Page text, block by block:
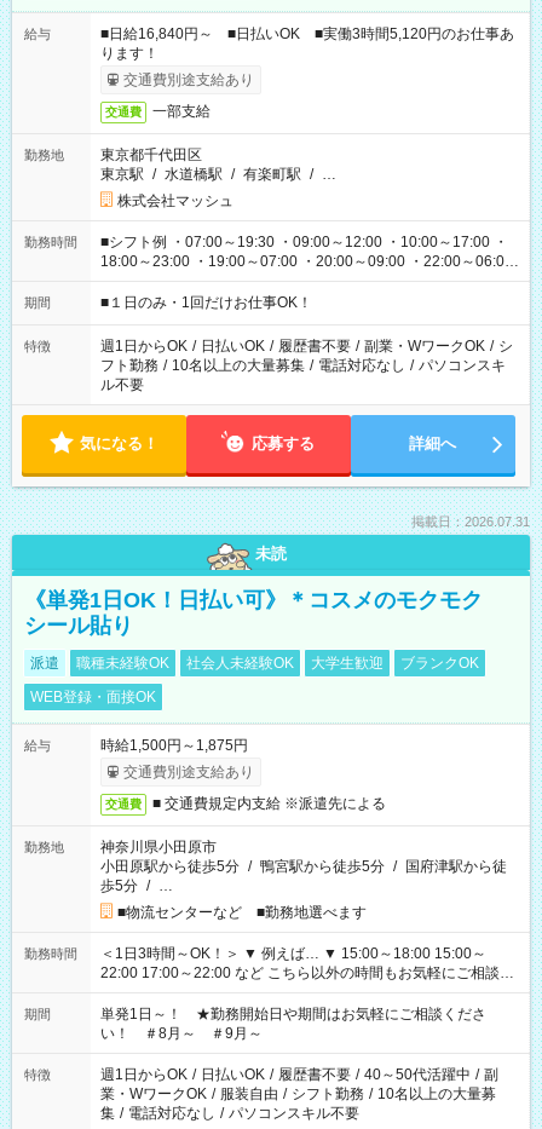
給与
■日給16,840円～ ■日払いOK ■実働3時間5,120円のお仕事あ
ります！
交通費別途支給あり
交通費 一部支給
勤務地
東京都千代田区
東京駅 / 水道橋駅 / 有楽町駅 / …
株式会社マッシュ
勤務時間
■シフト例 ・07:00～19:30 ・09:00～12:00 ・10:00～17:00 ・
18:00～23:00 ・19:00～07:00 ・20:00～09:00 ・22:00～06:00
etc ★最短で3時間で5,120円のお仕事から 15時間で2万円近く稼
げるお仕事も！ ご希望のお時間に合わせてご紹介！ ※シフトは
ください！
期間 ■１日のみ・1回だけお仕事OK！
特徴 週1日からOK / 日払いOK / 履歴書不要 / 副業・WワークOK / シ
フト勤務 / 10名以上の大量募集 / 電話対応なし / パソコンスキ
ル不要
気になる！ 応募する 詳細へ
掲載日：2026.07.31
未読
《単発1日OK！日払い可》＊コスメのモクモク
シール貼り
派遣 職種未経験OK 社会人未経験OK 大学生歓迎
ブランクOK
WEB登録・面接OK
給与
時給1,500円～1,875円
交通費別途支給あり
交通費 ■ 交通費規定内支給 ※派遣先による
勤務地
神奈川県小田原市
小田原駅から徒歩5分 / 鴨宮駅から徒歩5分 / 国府津駅から徒
歩5分 / …
■物流センターなど ■勤務地選べます
勤務時間
＜1日3時間～OK！＞ ▼ 例えば… ▼ 15:00～18:00 15:00～
22:00 17:00～22:00 など こちら以外の時間もお気軽にご相談く
ださい！
期間
単発1日～！ ★勤務開始日や期間はお気軽にご相談くださ
い！ ＃8月～ ＃9月～
特徴 週1日からOK / 日払いOK / 履歴書不要 / 40～50代活躍中 / 副
業・WワークOK / 服装自由 / シフト勤務 / 10名以上の大量募
集 / 電話対応なし / パソコンスキル不要